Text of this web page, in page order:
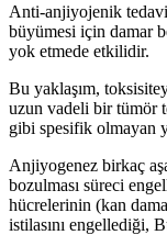
Anti-anjiyojenik
büyümesi için damar
yok etmede etkilidir.
Bu yaklaşım,
uzun vadeli bir tümör
gibi spesifik olmayan
Anjiyogenez birkaç
bozulması süreci
hücrelerinin (kan
istilasını engellediği,